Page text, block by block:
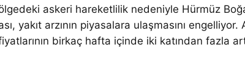
askeri hareketlilik nedeniyle Hürmüz
yakıt arzının piyasalara ulaşmasını
fiyatlarının birkaç hafta içinde iki katından fazla